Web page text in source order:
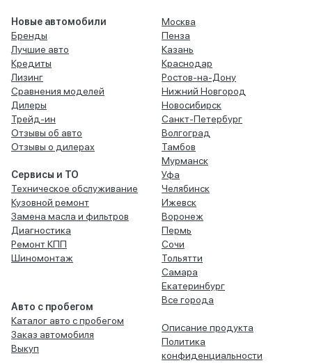
Новые автомобили
Бренды
Лучшие авто
Кредиты
Лизинг
Сравнения моделей
Дилеры
Трейд-ин
Отзывы об авто
Отзывы о дилерах
Сервисы и ТО
Техническое обслуживание
Кузовной ремонт
Замена масла и фильтров
Диагностика
Ремонт КПП
Шиномонтаж
Авто с пробегом
Каталог авто с пробегом
Заказ автомобиля
Выкуп
Москва
Пенза
Казань
Краснодар
Ростов-на-Дону
Нижний Новгород
Новосибирск
Санкт-Петербург
Волгоград
Тамбов
Мурманск
Уфа
Челябинск
Ижевск
Воронеж
Пермь
Сочи
Тольятти
Самара
Екатеринбург
Все города
Описание продукта
Политика
конфиденциальности